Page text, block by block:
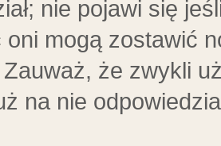
nie pojawi się
oni mogą zostawić
że zwykli
na nie